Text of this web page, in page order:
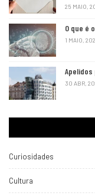
25 MAIO,
O que é
1 MAIO,
Apelidos
30 ABR,
Curiosidades
Cultura